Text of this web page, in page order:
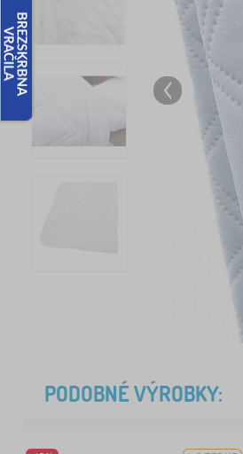
PODOBNÉ VÝROBKY: